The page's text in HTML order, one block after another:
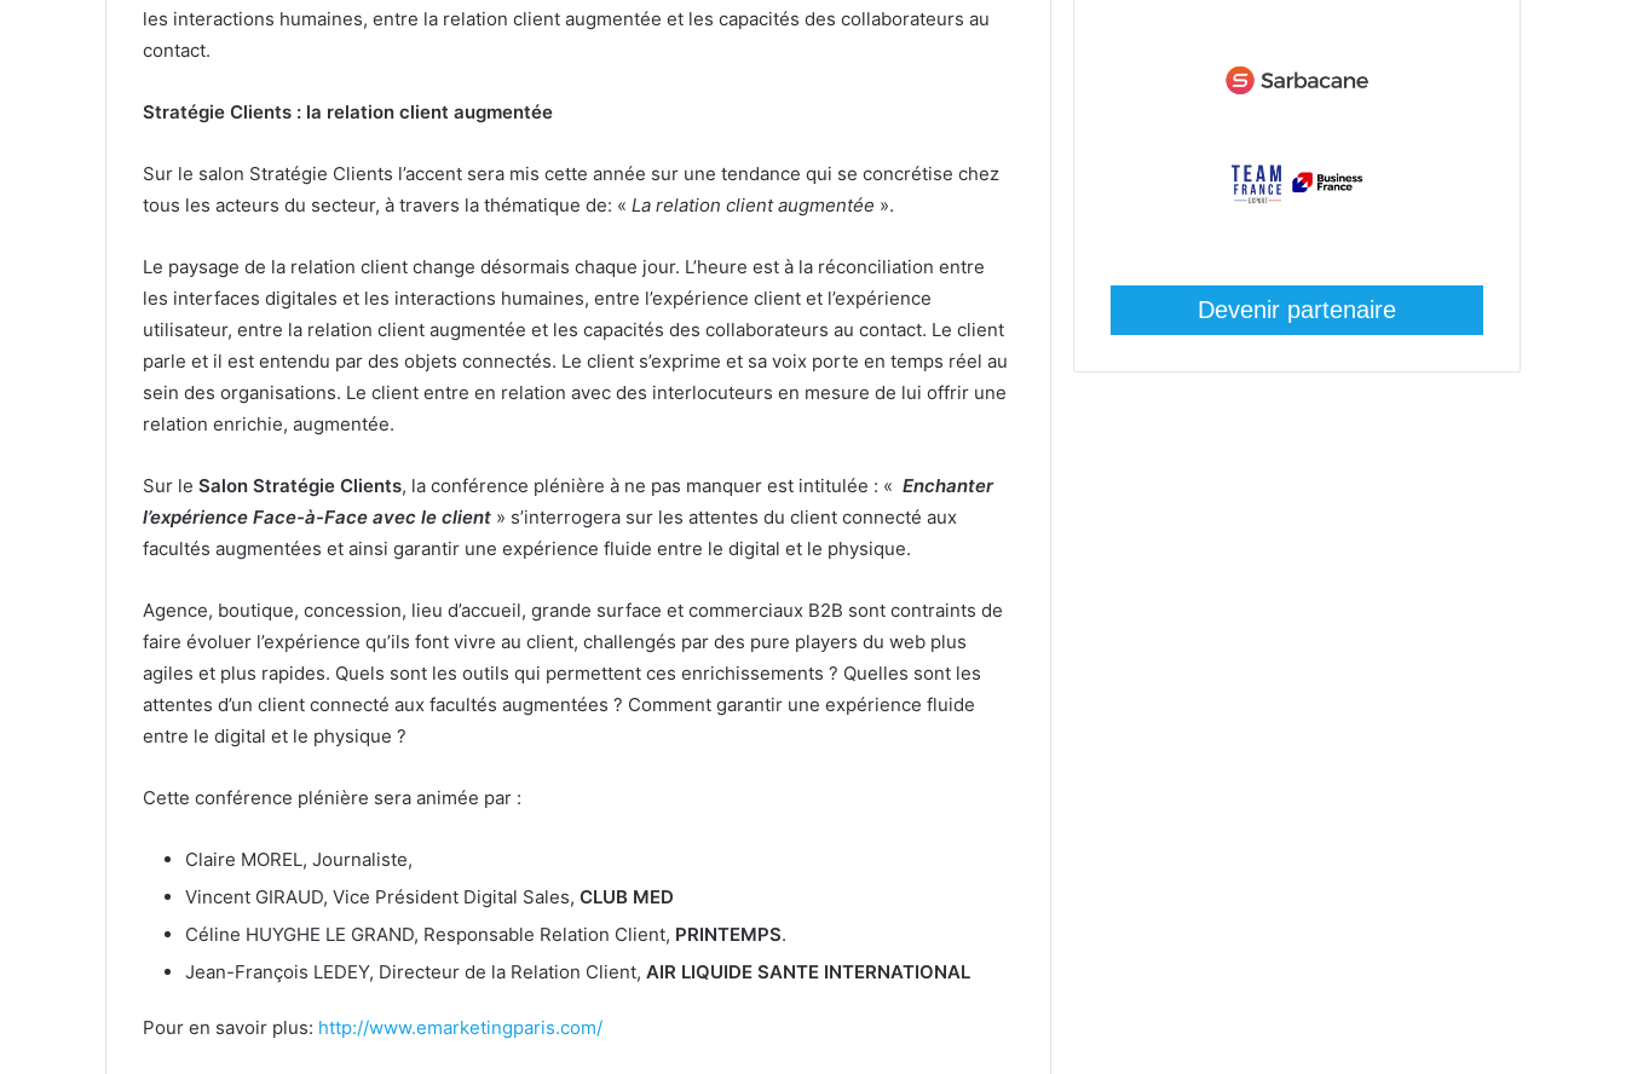
les interactions humaines, entre la relation client augmentée et les capacités des collaborateurs au
contact.
Stratégie Clients : la relation client augmentée
Sur le salon Stratégie Clients l’accent sera mis cette année sur une tendance qui se concrétise chez
tous les acteurs du secteur, à travers la thématique de: « La relation client augmentée ».
Le paysage de la relation client change désormais chaque jour. L’heure est à la réconciliation entre
les interfaces digitales et les interactions humaines, entre l’expérience client et l’expérience
utilisateur, entre la relation client augmentée et les capacités des collaborateurs au contact. Le client
parle et il est entendu par des objets connectés. Le client s’exprime et sa voix porte en temps réel au
sein des organisations. Le client entre en relation avec des interlocuteurs en mesure de lui offrir une
relation enrichie, augmentée.
Sur le Salon Stratégie Clients, la conférence plénière à ne pas manquer est intitulée : « Enchanter
l’expérience Face-à-Face avec le client » s’interrogera sur les attentes du client connecté aux
facultés augmentées et ainsi garantir une expérience fluide entre le digital et le physique.
Agence, boutique, concession, lieu d’accueil, grande surface et commerciaux B2B sont contraints de
faire évoluer l’expérience qu’ils font vivre au client, challengés par des pure players du web plus
agiles et plus rapides. Quels sont les outils qui permettent ces enrichissements ? Quelles sont les
attentes d’un client connecté aux facultés augmentées ? Comment garantir une expérience fluide
entre le digital et le physique ?
Cette conférence plénière sera animée par :
Claire MOREL, Journaliste,
Vincent GIRAUD, Vice Président Digital Sales, CLUB MED
Céline HUYGHE LE GRAND, Responsable Relation Client, PRINTEMPS.
Jean-François LEDEY, Directeur de la Relation Client, AIR LIQUIDE SANTE INTERNATIONAL
Pour en savoir plus: http://www.emarketingparis.com/
Devenir partenaire